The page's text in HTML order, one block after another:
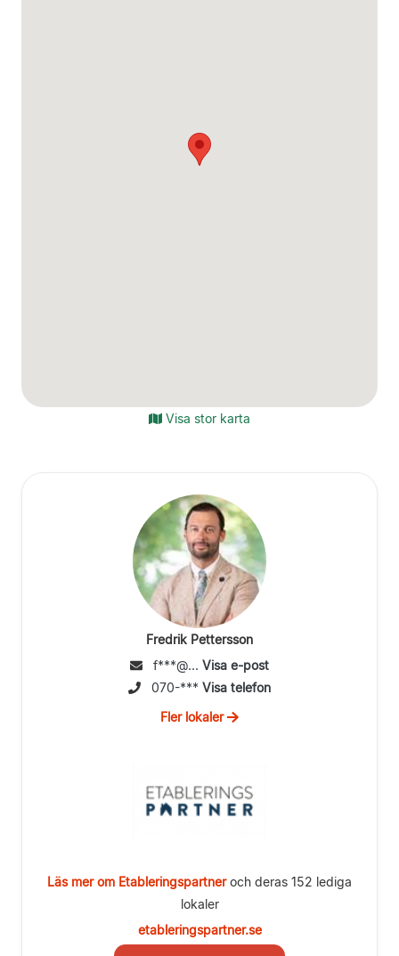
Visa stor karta
Fredrik Pettersson
f***@... Visa e-post
070-*** Visa telefon
Fler lokaler
Läs mer om Etableringspartneroch deras 152 lediga
lokaler
etableringspartner.se